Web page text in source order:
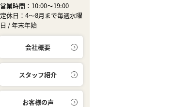
営業時間：10:00～19:00
定休日：4～8月まで毎週水曜
日 / 年末年始
会社概要
スタッフ紹介
お客様の声